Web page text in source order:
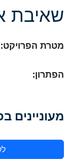
שאיבת
מטרת הפרויקט:
הפתרון:
מעוניינים